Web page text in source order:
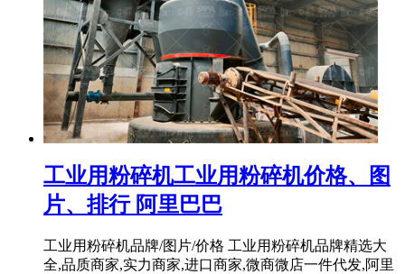
工业用粉碎机工业用粉碎机价格、图
片、排行 阿里巴巴
工业用粉碎机品牌/图片/价格 工业用粉碎机品牌精选大
全,品质商家,实力商家,进口商家,微商微店一件代发,阿里